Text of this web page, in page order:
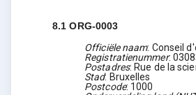
8.1ORG-0003
Officiële naam: Conseil
Registratienummer:
Postadres:Rue de la
Stad: Bruxelles
Postcode: 1000